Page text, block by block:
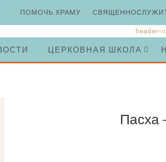
ПОМОЧЬ ХРАМУ
ЦЕРКОВНАЯ ШКОЛА
Пасха